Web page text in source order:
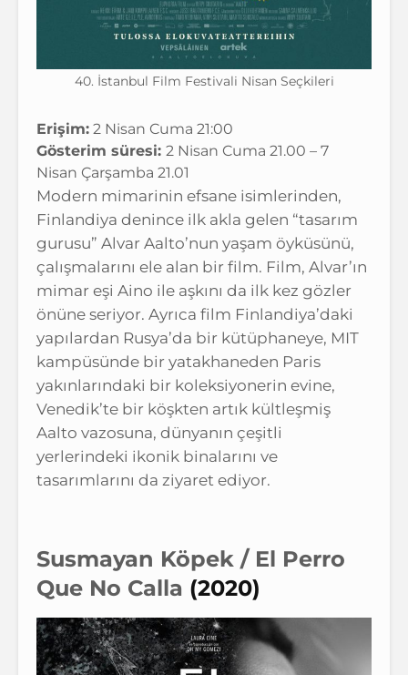
40. İstanbul Film Festivali Nisan Seçkileri
Erişim: 2 Nisan Cuma 21:00
Gösterim süresi: 2 Nisan Cuma 21.00 – 7
Nisan Çarşamba 21.01
Modern mimarinin efsane isimlerinden,
Finlandiya denince ilk akla gelen “tasarım
gurusu” Alvar Aalto’nun yaşam öyküsünü,
çalışmalarını ele alan bir film. Film, Alvar’ın
mimar eşi Aino ile aşkını da ilk kez gözler
önüne seriyor. Ayrıca film Finlandiya’daki
yapılardan Rusya’da bir kütüphaneye, MIT
kampüsünde bir yatakhaneden Paris
yakınlarındaki bir koleksiyonerin evine,
Venedik’te bir köşkten artık kültleşmiş
Aalto vazosuna, dünyanın çeşitli
yerlerindeki ikonik binalarını ve
tasarımlarını da ziyaret ediyor.
Susmayan Köpek / El Perro
Que No Calla (2020)